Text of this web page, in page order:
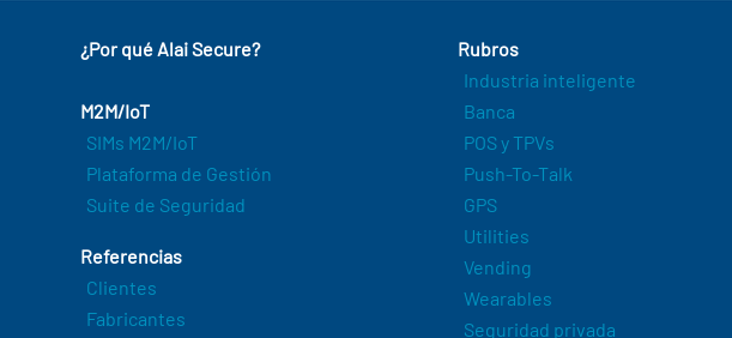
¿Por qué Alai Secure?
M2M/IoT
SIMs M2M/IoT
Plataforma de Gestión
Suite de Seguridad
Referencias
Clientes
Fabricantes
Rubros
Industria inteligente
Banca
POS y TPVs
Push-To-Talk
GPS
Utilities
Vending
Wearables
Seguridad privada